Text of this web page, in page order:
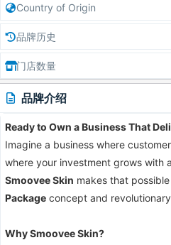
Country of Origin
品牌历史
门店数量
品牌介绍
Ready to Own a Business That
Imagine a business where
where your investment grows with
Smoovee Skin makes that
Package concept and
Why Smoovee Skin?